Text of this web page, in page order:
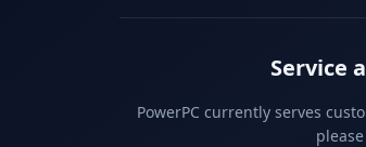
Service
PowerPC currently serves